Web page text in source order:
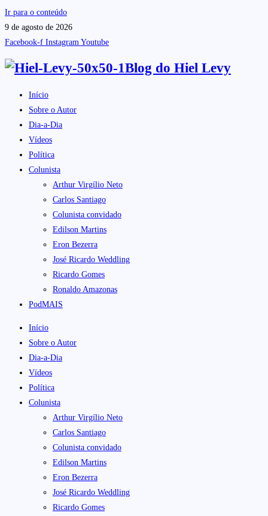
Ir para o conteúdo
9 de agosto de 2026
Facebook-f Instagram Youtube
Blog do Hiel Levy
Início
Sobre o Autor
Dia-a-Dia
Vídeos
Política
Colunista
Arthur Virgílio Neto
Carlos Santiago
Colunista convidado
Edilson Martins
Eron Bezerra
José Ricardo Weddling
Ricardo Gomes
Ronaldo Amazonas
PodMAIS
Início
Sobre o Autor
Dia-a-Dia
Vídeos
Política
Colunista
Arthur Virgílio Neto
Carlos Santiago
Colunista convidado
Edilson Martins
Eron Bezerra
José Ricardo Weddling
Ricardo Gomes